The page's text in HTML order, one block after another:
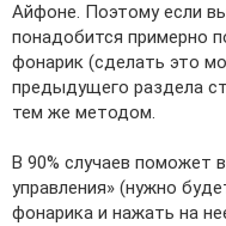
Айфоне. Поэтому если
понадобится примерно
фонарик (сделать это
предыдущего раздела
тем же методом.
В 90% случаев поможет
управления» (нужно
фонарика и нажать на